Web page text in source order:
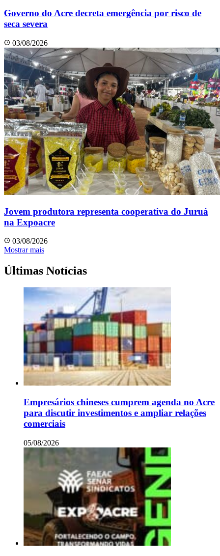
Governo do Acre decreta emergência por risco de
seca severa
03/08/2026
Jovem produtora representa cooperativa do Juruá
na Expoacre
03/08/2026
Mostrar mais
Últimas Notícias
Empresários chineses cumprem agenda no Acre
para discutir investimentos e ampliar relações
comerciais
05/08/2026